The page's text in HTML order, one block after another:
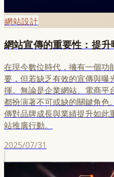
網站設計
網站宣傳的重要性：提
在現今數位時代，擁有一個功
要，但若缺乏有效的宣傳與曝
揮。無論是企業網站、電商平
都扮演著不可或缺的關鍵角色
傳對品牌成長與業績提升如此
站推廣行動。
2025/07/31